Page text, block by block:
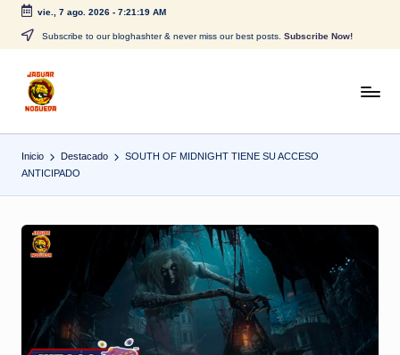
Saltar
contenido
vie., 7 ago. 2026- 7:21:19 AM
Subscribe to our bloghashter & never miss our best posts. Subscribe Now!
J
a
g
u
a
g
CONTENIDO
Inicio Destacado
SOUTH OF MIDNIGHT TIENE SU ACCESO
ANTICIPADO